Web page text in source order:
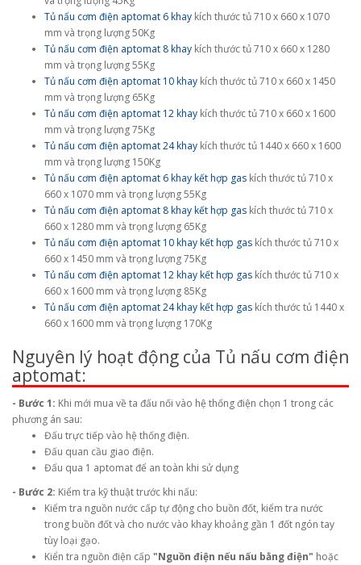
Tủ nấu cơm điện aptomat 6 khay kích thước tủ 710 x 660 x 1070
mm và trọng lượng 50Kg
Tủ nấu cơm điện aptomat 8 khay kích thước tủ 710 x 660 x 1280
mm và trọng lượng 55Kg
Tủ nấu cơm điện aptomat 10 khay kích thước tủ 710 x 660 x 1450
mm và trọng lượng 65Kg
Tủ nấu cơm điện aptomat 12 khay kích thước tủ 710 x 660 x 1600
mm và trọng lượng 75Kg
Tủ nấu cơm điện aptomat 24 khay kích thước tủ 1440 x 660 x 1600
mm và trọng lượng 150Kg
Tủ nấu cơm điện aptomat 6 khay kết hợp gas kích thước tủ 710 x
660 x 1070 mm và trọng lượng 55Kg
Tủ nấu cơm điện aptomat 8 khay kết hợp gas kích thước tủ 710 x
660 x 1280 mm và trọng lượng 65Kg
Tủ nấu cơm điện aptomat 10 khay kết hợp gas kích thước tủ 710 x
660 x 1450 mm và trọng lượng 75Kg
Tủ nấu cơm điện aptomat 12 khay kết hợp gas kích thước tủ 710 x
660 x 1600 mm và trọng lượng 85Kg
Tủ nấu cơm điện aptomat 24 khay kết hợp gas kích thước tủ 1440 x
660 x 1600 mm và trọng lượng 170Kg
Nguyên lý hoạt động của Tủ nấu cơm điện
aptomat:
- Bước 1: Khi mới mua về ta đấu nối vào hệ thống điện chọn 1 trong các
phương án sau:
Đấu trực tiếp vào hệ thống điện.
Đấu quan cầu giao điện.
Đấu qua 1 aptomat để an toàn khi sử dụng
- Bước 2: Kiểm tra kỹ thuật trước khi nấu:
Kiểm tra nguồn nước cấp tự động cho buồn đốt, kiểm tra nước
trong buồn đốt và cho nước vào khay khoảng gần 1 đốt ngón tay
tùy loại gạo.
Kiển tra nguồn điện cấp "Nguồn điện nếu nấu bằng điện" hoặc